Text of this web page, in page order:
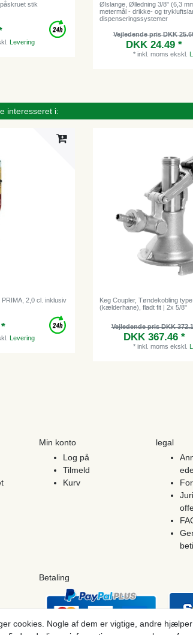
stik
Levering
Ølslange, Ølledning 3/8" (6,3
metermål - drikke- og
dispenseringssystemer
Vejledende pris DKK
DKK 24.49 *
* inkl. moms ekskl.
interesseret i:
2,0 cl. inklusiv
Levering
Keg Coupler, Tøndekobling
(kælderhane), fladt fit | 2x 5/8"
Vejledende pris DKK
DKK 367.46 *
* inkl. moms ekskl.
Min konto
Log på
Tilmeld
Kurv
legal
Betaling
cookies. Nogle af dem er vigtige, andre